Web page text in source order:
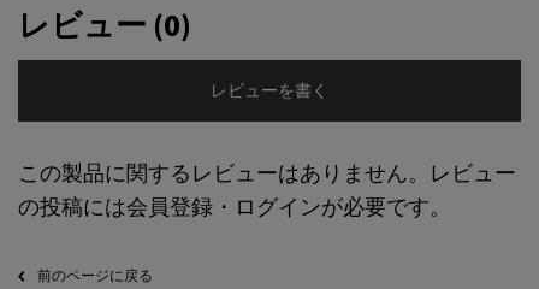
レビュー (0)
レビューを書く
この製品に関するレビューはありません。レビュー
の投稿には会員登録・ログインが必要です。
前のページに戻る